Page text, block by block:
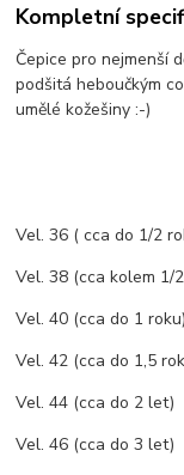
Kompletní
Čepice pro nejmenší
podšitá heboučkým
umělé kožešiny :-)
Vel. 36 ( cca do 1/2
Vel. 38 (cca kolem 1/
Vel. 40 (cca do 1 roku)
Vel. 42 (cca do 1,5
Vel. 44 (cca do 2 let)
Vel. 46 (cca do 3 let)